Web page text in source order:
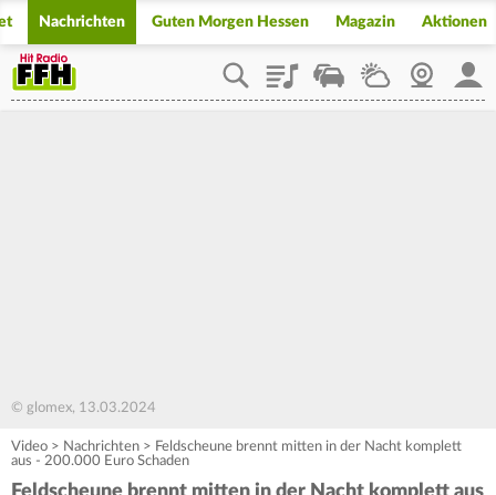
Nachrichten Guten Morgen Hessen Magazin Aktionen
PlaylistStaupilotWetterWebcam
© glomex, 13.03.2024
Video > Nachrichten > Feldscheune brennt mitten in der Nacht komplett
aus - 200.000 Euro Schaden